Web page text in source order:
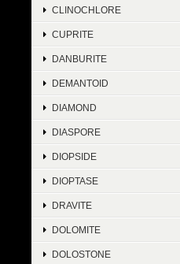
CLINOCHLORE
CUPRITE
DANBURITE
DEMANTOID
DIAMOND
DIASPORE
DIOPSIDE
DIOPTASE
DRAVITE
DOLOMITE
DOLOSTONE